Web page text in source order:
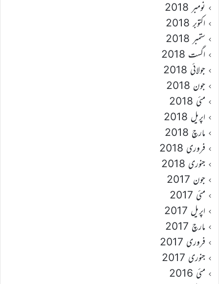
نومبر 2018
اکتوبر 2018
ستمبر 2018
اگست 2018
جولائی 2018
جون 2018
مئی 2018
اپریل 2018
مارچ 2018
فروری 2018
جنوری 2018
جون 2017
مئی 2017
اپریل 2017
مارچ 2017
فروری 2017
جنوری 2017
مئی 2016